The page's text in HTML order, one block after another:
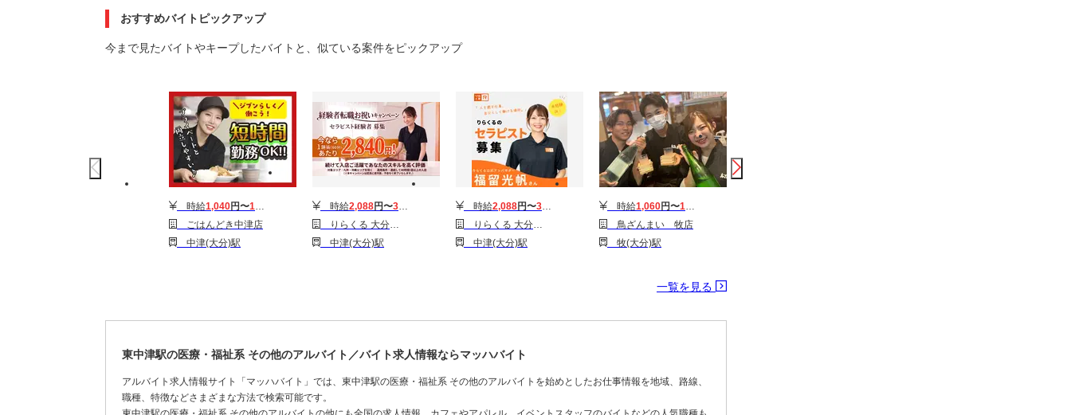
おすすめバイトピックアップ
今まで見たバイトやキープしたバイトと、似ている案件をピックアップ
時給1,040円〜1,090
ごはんどき中津店
中津(大分)駅
時給2,088円〜3,510
りらくる 大分中津店3
中津(大分)駅
時給2,088円〜3,510
りらくる 大分中津店
中津(大分)駅
時給1,060円〜1,160
鳥ざんまい 牧店
牧(大分)駅
一覧を見る
東中津駅の医療・福祉系 その他のアルバイト／バイト求人情報ならマッハバイト
アルバイト求人情報サイト「マッハバイト」では、東中津駅の医療・福祉系 その他のアルバイトを始めとしたお仕事情報を地域、路線、
職種、特徴などさまざまな方法で検索可能です。